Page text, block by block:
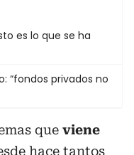
es lo que se ha
“fondos privados no
que viene
hace tantos